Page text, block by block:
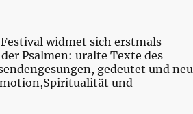
widmet sich erstmals
Psalmen: uralte Texte des
gedeutet und neu
und